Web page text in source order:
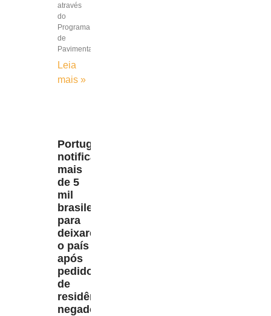
através
do
Programa
de
Pavimentação
Leia
mais »
Portugal
notifica
mais
de 5
mil
brasileiros
para
deixarem
o país
após
pedidos
de
residência
negados